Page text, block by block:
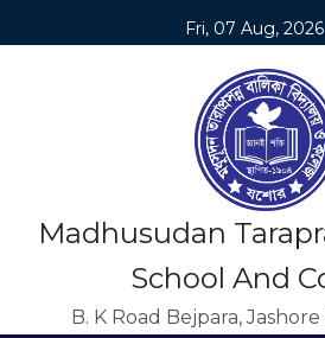
Fri, 07 Aug, 2026
Madhusudan
School And
B. K Road Bejpara,